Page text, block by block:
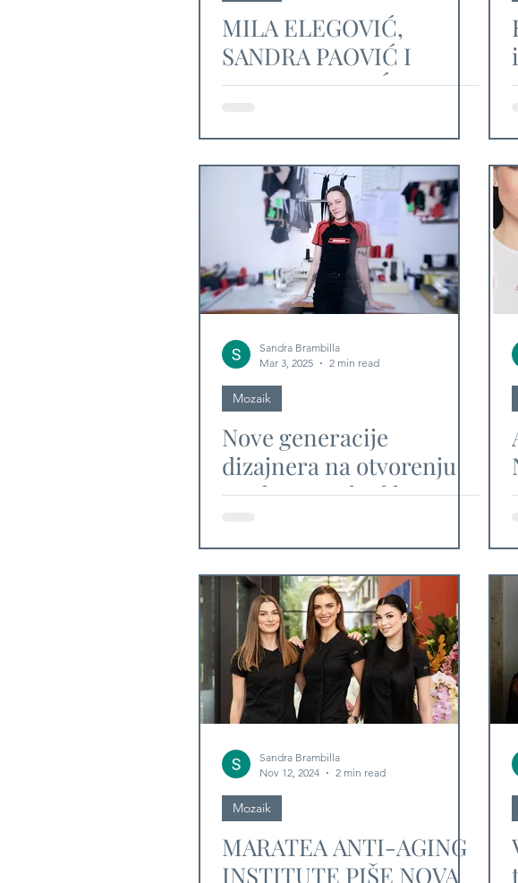
MILA ELEGOVIĆ,
SANDRA PAOVIĆ I
MIRNA ZIDARIĆ O
PROMIJENILA POGLED
NA ŽIVOT
Sandra Brambilla
Mar 3, 2025
2 min read
Mozaik
Nove generacije
dizajnera na otvorenju
modnog spektakla
Sandra Brambilla
Nov 12, 2024
2 min read
Mozaik
MARATEA ANTI-AGING
INSTITUTE PIŠE NOVA